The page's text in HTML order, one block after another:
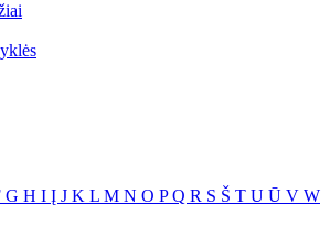
G H I Į J K L M N O PQ R S Š T U Ū V W